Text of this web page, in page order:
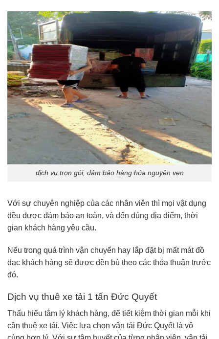
dịch vụ trọn gói, đảm bảo hàng hóa nguyên vẹn
Với sự chuyên nghiệp của các nhân viên thì mọi vật dụng
đều được đảm bảo an toàn, và đến đúng địa điểm, thời
gian khách hàng yêu cầu.
Nếu trong quá trình vận chuyển hay lắp đặt bị mất mát đồ
đạc khách hàng sẽ được đền bù theo các thỏa thuận trước
đó.
Dịch vụ thuê xe tải 1 tấn Đức Quyết
Thấu hiểu tâm lý khách hàng, để tiết kiệm thời gian mỗi khi
cần thuê xe tải. Việc lựa chọn vận tải Đức Quyết là vô